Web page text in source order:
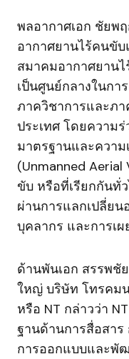
พลอากาศเอก ชัย
อากาศยานไร้คนขับ
สมาคมอากาศยาน
เป็นศูนย์กลางในกา
ภาควิชาการและภ
ประเทศ โดยความ
มาตรฐานและควา
(Unmanned
ขับ หรือที่เรียกกันทั่
ผ่านการแลกเปลี่ย
บุคลากร และการเ
ด้านพันเอก สรรพชั
ใหญ่ บริษัท โทรคม
หรือ NT กล่าวว่า
ฐานด้านการสื่อสา
การออกแบบและพั